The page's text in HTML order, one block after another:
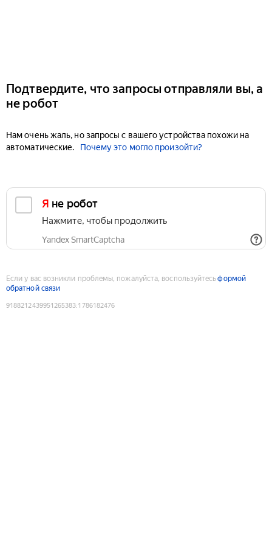
Подтвердите, что запросы отправляли вы, а
не робот
Нам очень жаль, но запросы с вашего устройства похожи на
автоматические.
Почему это могло произойти?
Я не робот
Нажмите, чтобы продолжить
Yandex SmartCaptcha
Если у вас возникли проблемы, пожалуйста, воспользуйтесьформой
обратной связи
9188212439951265383:1786182476